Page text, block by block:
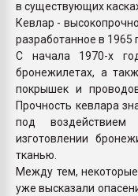
в существующих
Кевлар -
разработанное в 1965
С начала 1970-х
бронежилетах, а
покрышек и
Прочность кевлара
под
изготовлении
тканью.
Между тем,
уже высказали